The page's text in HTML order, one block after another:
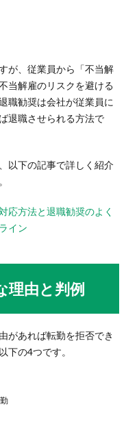
が、従業員から「不当解
当解雇のリスクを避ける
職勧奨は会社が従業員に
退職させられる方法で
以下の記事で詳しく紹介
応方法と退職勧奨のよく
イン
理由と判例
があれば転勤を拒否でき
下の4つです。